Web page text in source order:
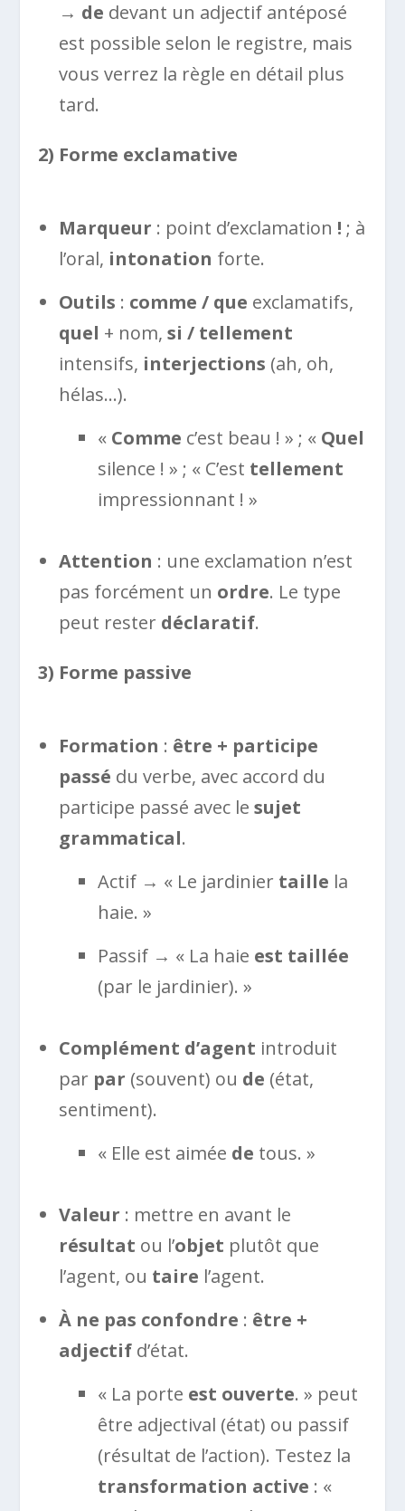
→ de devant un adjectif antéposé
est possible selon le registre, mais
vous verrez la règle en détail plus
tard.
2) Forme exclamative
Marqueur : point d’exclamation ! ; à
l’oral, intonation forte.
Outils : comme / que exclamatifs,
quel + nom,si / tellement
intensifs, interjections (ah, oh,
hélas…).
« Comme c’est beau ! » ; « Quel
silence ! » ; « C’est tellement
impressionnant ! »
Attention : une exclamation n’est
pas forcément un ordre. Le type
peut rester déclaratif.
3) Forme passive
Formation : être + participe
passé du verbe, avec accord du
participe passé avec lesujet
grammatical.
Actif → « Le jardinier taille la
haie. »
Passif → « La haie est taillée
(par le jardinier). »
Complément d’agent introduit
par par (souvent) ou de (état,
sentiment).
« Elle est aimée de tous. »
Valeur : mettre en avant le
résultat ou l’objet plutôt que
l’agent, ou taire l’agent.
À ne pas confondre : être +
adjectif d’état.
« La porte est ouverte. » peut
être adjectival (état) ou passif
(résultat de l’action). Testez la
transformation active : «